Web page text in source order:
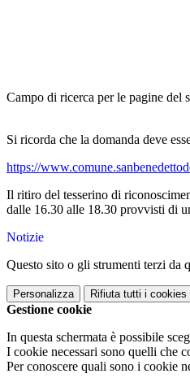
Campo di ricerca per le pagine del
Si ricorda che la domanda deve
https://
Il ritiro del tesserino di
dalle 16.30 alle 18.30 provvisti di
Notizie
Questo sito o gli strumenti terzi da
Personalizza Rifiuta tutti i cookies
Gestione cookie
In questa schermata è possibile
I cookie necessari sono quelli che
Per conoscere quali sono i cookie